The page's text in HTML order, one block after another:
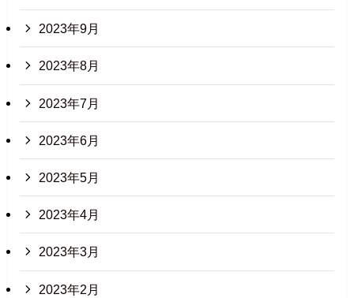
2023年9月
2023年8月
2023年7月
2023年6月
2023年5月
2023年4月
2023年3月
2023年2月